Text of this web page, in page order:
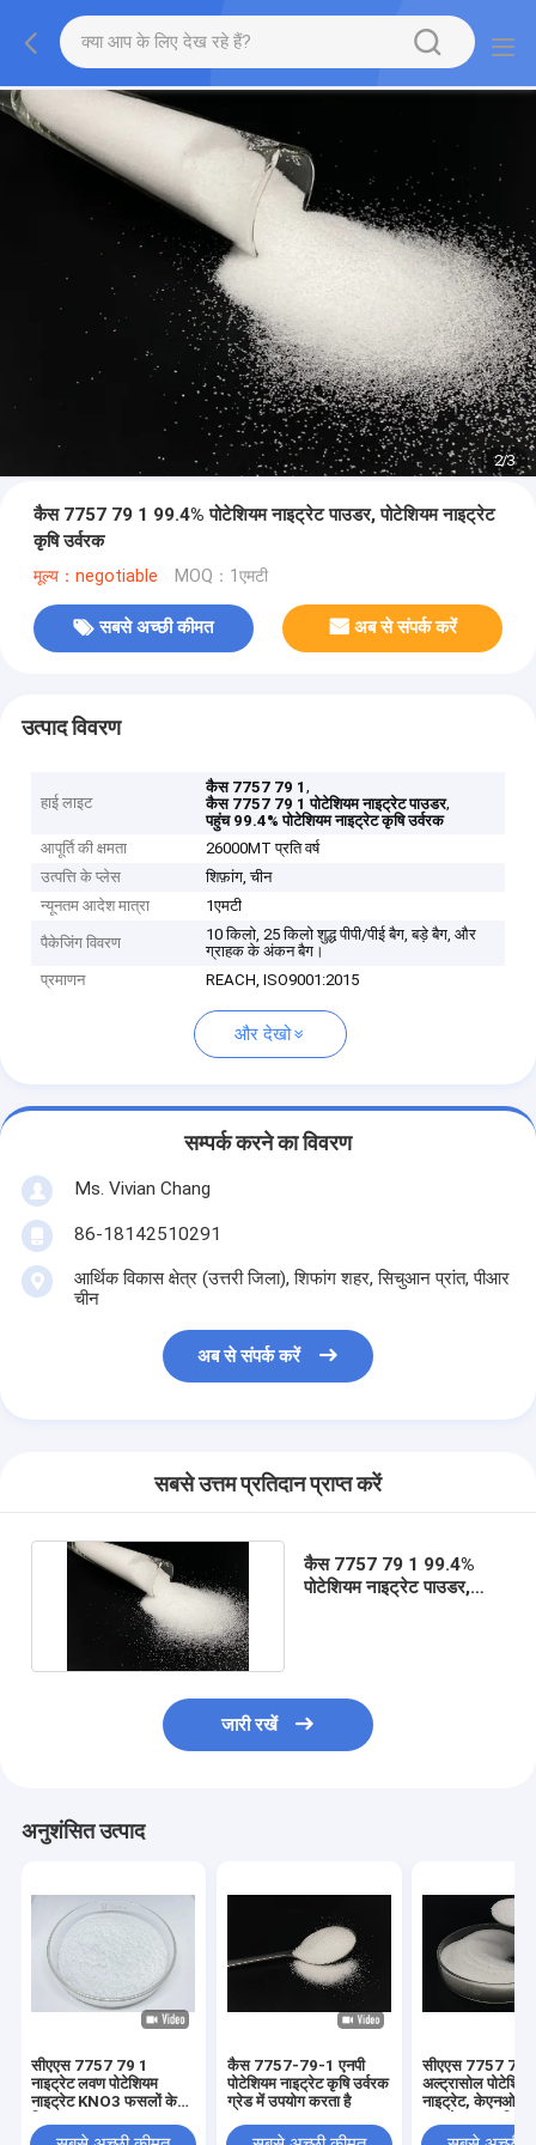
2/3
कैस 7757 79 1 99.4% पोटेशियम नाइट्रेट पाउडर, पोटेशियम नाइट्रेट
कृषि उर्वरक
मूल्य：negotiable MOQ：1एमटी
सबसे अच्छी कीमत अब से संपर्क करें
उत्पाद विवरण
हाई लाइट
कैस 7757 79 1,
कैस 7757 79 1 पोटेशियम नाइट्रेट पाउडर,
पहुंच 99.4% पोटेशियम नाइट्रेट कृषि उर्वरक
आपूर्ति की क्षमता
26000MT प्रति वर्ष
उत्पत्ति के प्लेस
शिफ़ांग, चीन
न्यूनतम आदेश मात्रा
1एमटी
पैकेजिंग विवरण
10 किलो, 25 किलो शुद्ध पीपी/पीई बैग, बड़े बैग, और
ग्राहक के अंकन बैग।
प्रमाणन
REACH, ISO9001:2015
और देखो
सम्पर्क करने का विवरण
Ms. Vivian Chang
86-18142510291
आर्थिक विकास क्षेत्र (उत्तरी जिला), शिफांग शहर, सिचुआन प्रांत, पीआर
चीन
अब से संपर्क करें
सबसे उत्तम प्रतिदान प्राप्त करें
कैस 7757 79 1 99.4%
पोटेशियम नाइट्रेट पाउडर,
जारी रखें
अनुशंसित उत्पाद
सीएएस 7757 79 1
नाइट्रेट लवण पोटेशियम
नाइट्रेट KNO3 फसलों के
कैस 7757-79-1 एनपी
पोटेशियम नाइट्रेट कृषि उर्वरक
ग्रेड में उपयोग करता है
सीएएस 7757 79
अल्ट्रासोल पोटेशियम
नाइट्रेट, केएनओ 3